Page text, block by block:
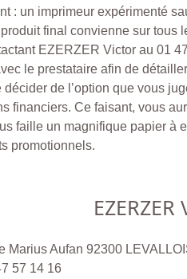
: un imprimeur expérimenté
final convienne sur tous
EZERZER Victor au 01
le prestataire afin de
décider de l’option que vous
financiers. Ce faisant, vous
faille un magnifique papier à
promotionnels.
Marius Aufan 92300
57 14 16